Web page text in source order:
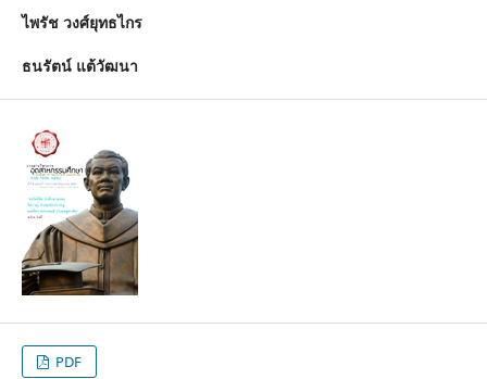
ไพรัช วงศ์ยุทธไกร
ธนรัตน์ แต้วัฒนา
PDF